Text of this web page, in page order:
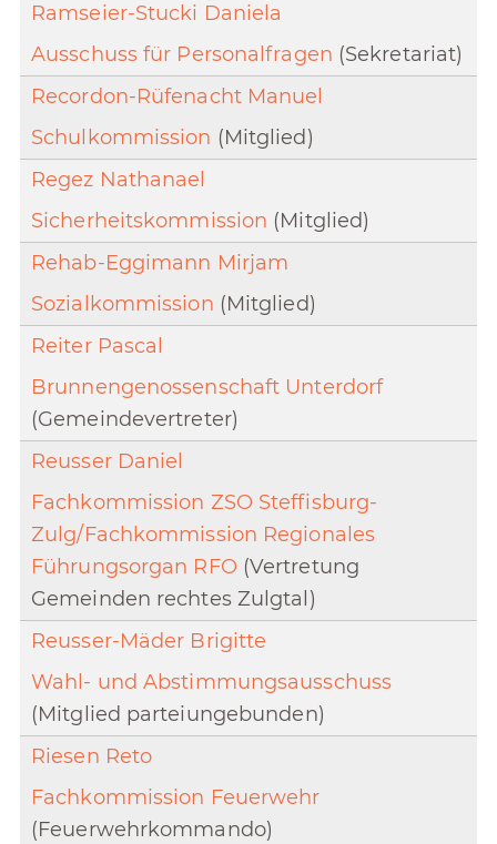
Ramseier-Stucki Daniela
Ausschuss für Personalfragen (Sekretariat)
Recordon-Rüfenacht Manuel
Schulkommission (Mitglied)
Regez Nathanael
Sicherheitskommission (Mitglied)
Rehab-Eggimann Mirjam
Sozialkommission (Mitglied)
Reiter Pascal
Brunnengenossenschaft Unterdorf
(Gemeindevertreter)
Reusser Daniel
Fachkommission ZSO Steffisburg-
Zulg/Fachkommission Regionales
Führungsorgan RFO(Vertretung
Gemeinden rechtes Zulgtal)
Reusser-Mäder Brigitte
Wahl- und Abstimmungsausschuss
(Mitglied parteiungebunden)
Riesen Reto
Fachkommission Feuerwehr
(Feuerwehrkommando)